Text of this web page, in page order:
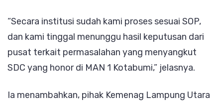
“Secara institusi sudah kami proses sesuai SOP,
dan kami tinggal menunggu hasil keputusan dari
pusat terkait permasalahan yang menyangkut
SDC yang honor di MAN 1 Kotabumi,” jelasnya.
Ia menambahkan, pihak Kemenag Lampung Utara